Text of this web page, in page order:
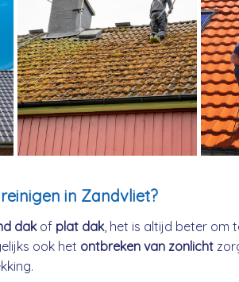
in Zandvliet?
dakof plat dak, het is altijd beter om
ook het ontbreken van zonlicht